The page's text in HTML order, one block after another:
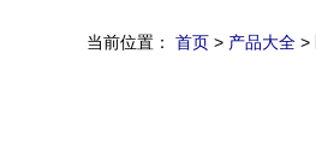
当前位置： 首页 > 产品大全 >